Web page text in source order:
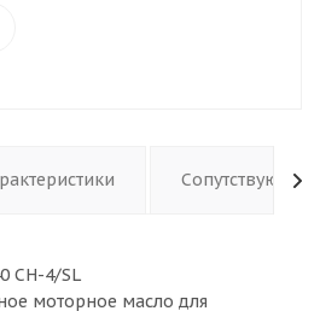
CH-4/SL
моторное масло для